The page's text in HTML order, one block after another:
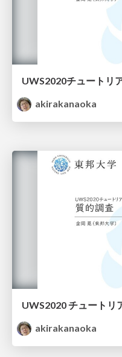
akirakanaoka
UWS2020 チュートリ
akirakanaoka